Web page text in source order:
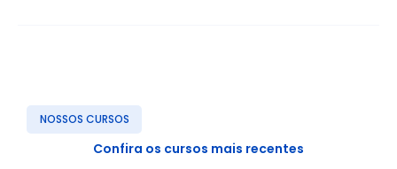
NOSSOS CURSOS
Confira os cursos mais recentes